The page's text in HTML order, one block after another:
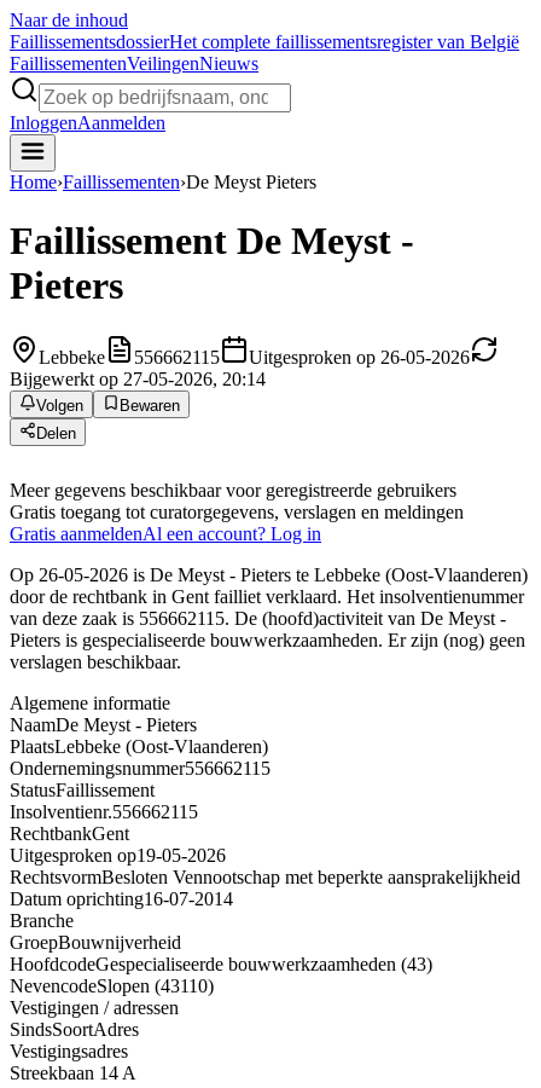
Naar de inhoud
FaillissementsdossierHet complete faillissementsregister van België
FaillissementenVeilingenNieuws
InloggenAanmelden
Home›Faillissementen›De Meyst Pieters
Faillissement De Meyst -
Pieters
Lebbeke 556662115
Uitgesproken op 26-05-2026
Bijgewerkt op 27-05-2026, 20:14
Volgen
Bewaren
Delen
Meer gegevens beschikbaar voor geregistreerde gebruikers
Gratis toegang tot curatorgegevens, verslagen en meldingen
Gratis aanmeldenAl een account? Log in
Op 26-05-2026 is De Meyst - Pieters te Lebbeke (Oost-Vlaanderen)
door de rechtbank in Gent failliet verklaard. Het insolventienummer
van deze zaak is 556662115. De (hoofd)activiteit van De Meyst -
Pieters is gespecialiseerde bouwwerkzaamheden. Er zijn (nog) geen
verslagen beschikbaar.
Algemene informatie
NaamDe Meyst - Pieters
PlaatsLebbeke (Oost-Vlaanderen)
Ondernemingsnummer556662115
StatusFaillissement
Insolventienr.556662115
RechtbankGent
Uitgesproken op19-05-2026
RechtsvormBesloten Vennootschap met beperkte aansprakelijkheid
Datum oprichting16-07-2014
Branche
GroepBouwnijverheid
HoofdcodeGespecialiseerde bouwwerkzaamheden (43)
NevencodeSlopen (43110)
Vestigingen / adressen
SindsSoortAdres
Vestigingsadres
Streekbaan 14 A